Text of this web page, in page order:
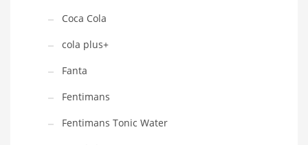
Coca Cola
cola plus+
Fanta
Fentimans
Fentimans Tonic Water